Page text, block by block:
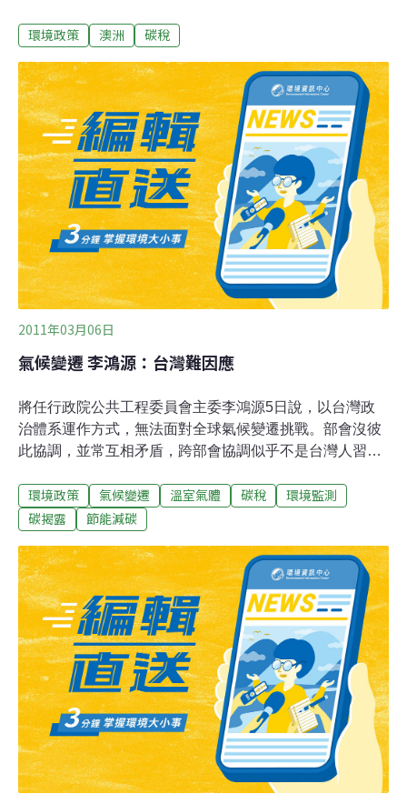
340萬養老金領取者的福利金，以彌補碳稅所帶來的額外
定養老金增加金額，財政部對碳價對家庭生活成本影響的
估算尚未完成。吉拉德正在與多黨氣候變化委員會對碳價
做最後階段的商討。氣候變化部長康貝特（Greg
Combet）說，超過一半以上的碳稅收入將用於補貼中低收
入家庭。
環境政策 澳洲 碳稅
2011年03月06日
氣候變遷 李鴻源：台灣難因應
將任行政院公共工程委員會主委李鴻源5日說，以台灣政
治體系運作方式，無法面對全球氣候變遷挑戰。部會沒彼
此協調，並常互相矛盾，跨部會協調似乎不是台灣人習
辦，台大土木工程系教授李鴻源在會中表示，台灣節能減
碳政策似乎說得比做得多。台灣水回收比例低，原因就是
行「碳揭露」專案（CarbonDisclosure Project），要求企
業揭露年度製造多少碳排放量，以調查全球大型企業揭露
與減緩溫室氣體排放現況與策略，彰顯企業責任。李鴻源
表示，去年台灣已有38家企業被要求「碳揭露」，包括南
亞塑膠工業公司、台灣積體電路製造公司、廣達電腦公
司、台灣塑膠工業公司與鴻海精密工業公司等全台灣最有
錢企業，占台灣總市值已超過新台幣9.1兆元。他說，這38
家企業再加台灣中油公司和台灣電力公司，就占台灣能源
與工業燃料燃燒排放量
環境政策 氣候變遷 溫室氣體 碳稅
環境監測
碳揭露
節能減碳